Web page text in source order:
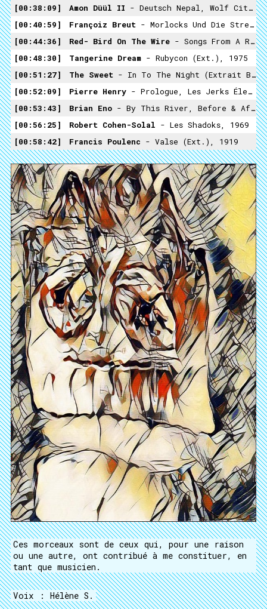
00:38:09
Amon Düül II - Deutsch Nepal, Wolf City, 1972
00:40:59
Françoiz Breut - Morlocks Und Die Streunerin, Zoo, 2016
00:44:36
Red- Bird On The Wire - Songs From A Room, 2001
00:48:30
Tangerine Dream - Rubycon (ext.), 1975
00:51:27
The Sweet - In To The Night (extrait Bien Choisi), Sweet Fanny Adams, 1974
00:52:09
Pierre Henry - Prologue, Les Jerks Électroniques De La Messe Pour Le Temps Présent Et Musiques Concrètes De Pierre Henry Pour Maurice Béjart, 1968
00:53:43
Brian Eno - By This River, Before & After Science, 1977
00:56:25
Robert Cohen-Solal - Les Shadoks, 1969
00:58:42
Francis Poulenc - Valse (ext.), 1919
Ces morceaux sont de ceux qui, pour une raison
ou une autre, ont contribué à me constituer, en
tant que musicien.
Voix : Hélène S.